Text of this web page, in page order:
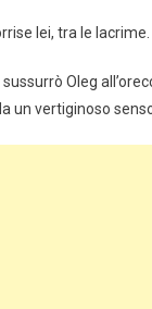
lei, tra le lacrime.
Oleg
un vertiginoso